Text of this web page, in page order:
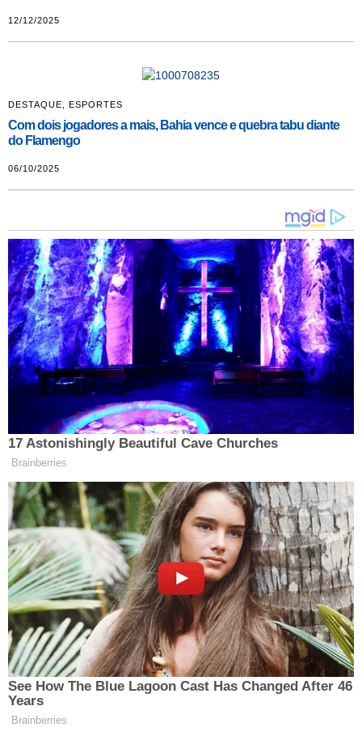
12/12/2025
DESTAQUE ESPORTES
Com dois jogadores a mais, Bahia vence e quebra tabu diante
do Flamengo
06/10/2025